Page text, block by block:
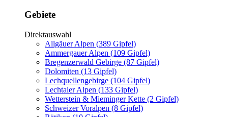
Gebiete
Direktauswahl
Allgäuer Alpen (389 Gipfel)
Ammergauer Alpen (109 Gipfel)
Bregenzerwald Gebirge (87 Gipfel)
Dolomiten (13 Gipfel)
Lechquellengebirge (104 Gipfel)
Lechtaler Alpen (133 Gipfel)
Wetterstein & Mieminger Kette (2 Gipfel)
Schweizer Voralpen (8 Gipfel)